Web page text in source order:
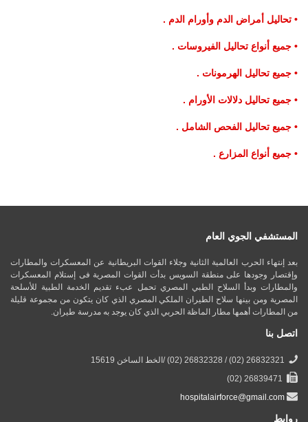
• تحاليل أمراض الدم وأورام الدم .
• جميع أنواع تحاليل الفيروسات .
• جميع تحاليل الهرمونات .
• جميع تحاليل دلالات الأورام .
• جميع تحاليل الفحص الشامل .
• جميع أنواع المزارع .
المستشفي الجوي العام
بعد إنتهاء الحرب العالمية الثانية وجلاء القوات البريطانية عن المعسكرات والمطارات
وإقتصار وجودها على منطقة السويس بدأت القوات المصرية فى إستلام المعسكرات
والمطارات وبدأ السلاح الطبي المصري تحمل عبء تقديم الخدمة الطبية للأسلحة
المصرية ومن بينها سلاح الطيران الملكي المصري الذي كان يتكون من مجموعة قليلة
من المطارات أهمها مطار الماظة الحربي الذي كان يوجد به مدرسة طيران.
اتصل بنا
روابط